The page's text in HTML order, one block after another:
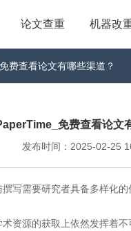
论文查重 机器改
费查看论文有哪些渠道？
免费查看论文
发布时间：2025-02-25
写需要研究者具备多样化
资源的获取上依然发挥着